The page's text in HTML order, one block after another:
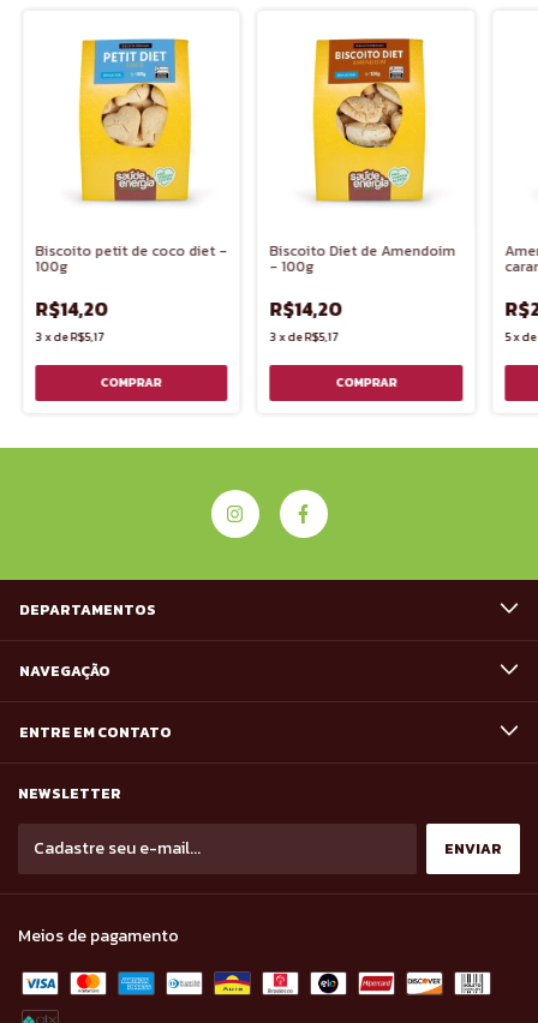
Biscoito petit de coco diet -
100g
R$14,20
3xdeR$5,17
Biscoito Diet de Amendoim
- 100g
R$14,20
3xdeR$5,17 5xde
DEPARTAMENTOS
NAVEGAÇÃO
ENTRE EM CONTATO
NEWSLETTER
Meios de pagamento